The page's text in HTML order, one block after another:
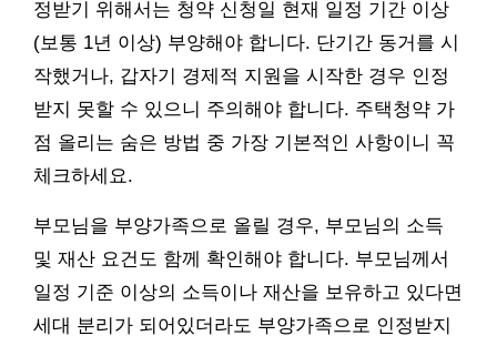
정받기 위해서는 청약 신청일 현재 일정 기간 이상
(보통 1년 이상) 부양해야 합니다. 단기간 동거를 시
작했거나, 갑자기 경제적 지원을 시작한 경우 인정
받지 못할 수 있으니 주의해야 합니다. 주택청약 가
점 올리는 숨은 방법 중 가장 기본적인 사항이니 꼭
체크하세요.
부모님을 부양가족으로 올릴 경우, 부모님의 소득
및 재산 요건도 함께 확인해야 합니다. 부모님께서
일정 기준 이상의 소득이나 재산을 보유하고 있다면
세대 분리가 되어있더라도 부양가족으로 인정받지